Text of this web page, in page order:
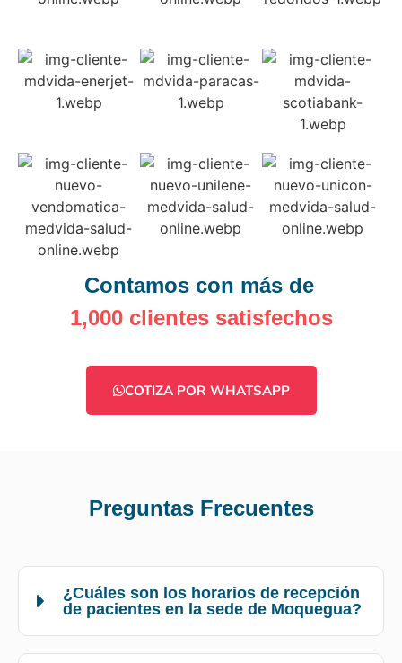
Contamos con más de
1,000 clientes satisfechos
COTIZA POR WHATSAPP
Preguntas Frecuentes
¿Cuáles son los horarios de recepción
de pacientes en la sede de Moquegua?